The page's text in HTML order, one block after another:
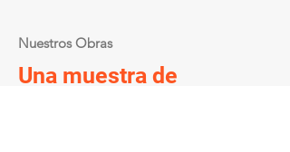
Nuestros Obras
Una muestra de